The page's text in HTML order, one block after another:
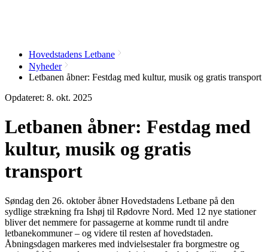
Hovedstadens Letbane
Nyheder
Letbanen åbner: Festdag med kultur, musik og gratis transport
Opdateret: 8. okt. 2025
Letbanen åbner: Festdag med
kultur, musik og gratis
transport
Søndag den 26. oktober åbner Hovedstadens Letbane på den
sydlige strækning fra Ishøj til Rødovre Nord. Med 12 nye stationer
bliver det nemmere for passagerne at komme rundt til andre
letbanekommuner – og videre til resten af hovedstaden.
Åbningsdagen markeres med indvielsestaler fra borgmestre og